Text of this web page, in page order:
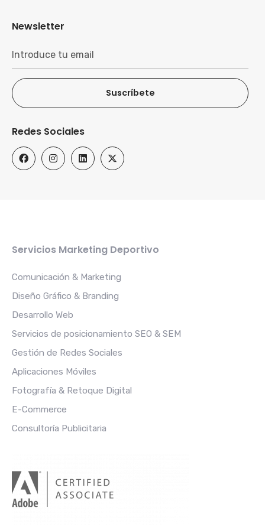
Newsletter
Suscríbete
Redes Sociales
Servicios Marketing Deportivo
Comunicación & Marketing
Diseño Gráfico & Branding
Desarrollo Web
Servicios de posicionamiento SEO & SEM
Gestión de Redes Sociales
Aplicaciones Móviles
Fotografía & Retoque Digital
E-Commerce
Consultoría Publicitaria